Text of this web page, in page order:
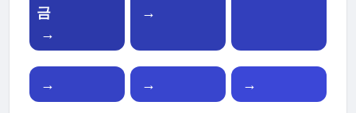
금
→
→
→ → →